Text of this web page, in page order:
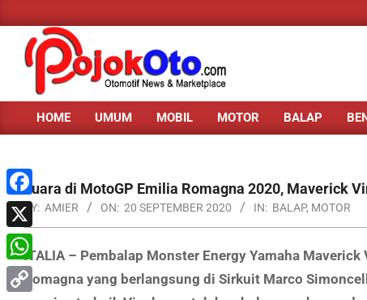
to
content
Primary
Menu
HOME UMUM MOBIL MOTOR BALAP
Juara di MotoGP Emilia Romagna 2020, Maverick
BY: AMIER ON: 20 SEPTEMBER 2020 IN: BALAP, MOTOR
ITALIA – Pembalap Monster Energy Yamaha
Romagna yang berlangsung di Sirkuit Marco
Facebook
X
WhatsApp